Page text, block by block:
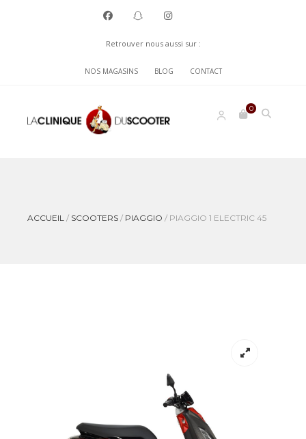
Retrouver nous aussi sur :
NOS MAGASINS BLOG CONTACT
0
ACCUEIL / SCOOTERS / PIAGGIO / PIAGGIO 1 ELECTRIC 45